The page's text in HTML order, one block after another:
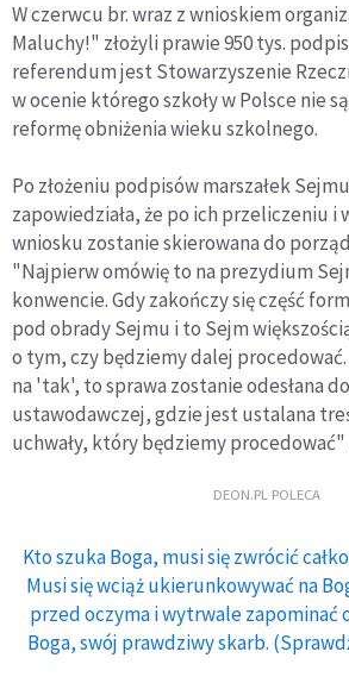
W czerwcu br. wraz z wnioskiem
Maluchy!" złożyli prawie 950 tys.
referendum jest Stowarzyszenie
w ocenie którego szkoły w Polsce nie
reformę obniżenia wieku szkolnego.
Po złożeniu podpisów marszałek
zapowiedziała, że po ich przeliczeniu i
wniosku zostanie skierowana do
"Najpierw omówię to na prezydium
konwencie. Gdy zakończy się część
pod obrady Sejmu i to Sejm
o tym, czy będziemy dalej
na 'tak', to sprawa zostanie odesłana
ustawodawczej, gdzie jest ustalana
uchwały, który będziemy procedować"
DEON.PL POLECA
Kto szuka Boga, musi się zwrócić
Musi się wciąż ukierunkowywać na
przed oczyma i wytrwale zapominać
Boga, swój prawdziwy skarb.